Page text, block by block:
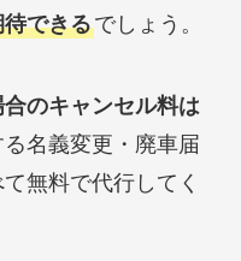
できるでしょう。
のキャンセル料は
名義変更・廃車届
無料で代行してく